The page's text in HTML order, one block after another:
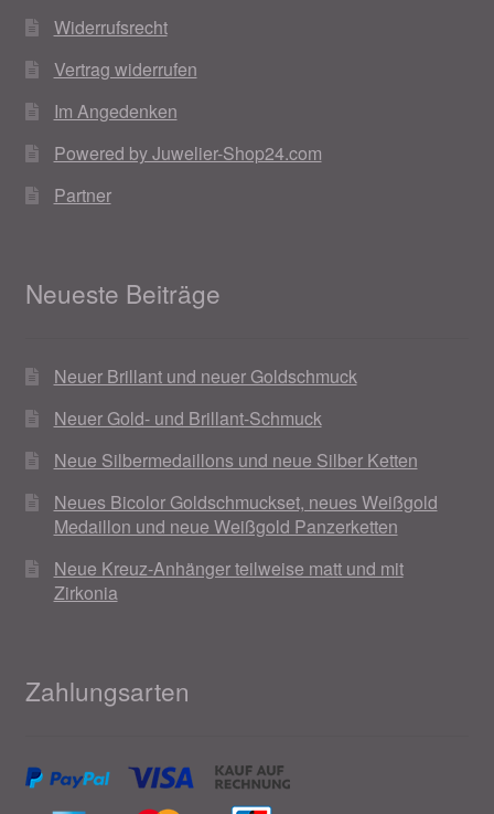
Widerrufsrecht
Vertrag widerrufen
Im Angedenken
Powered by Juwelier-Shop24.com
Partner
Neueste Beiträge
Neuer Brillant und neuer Goldschmuck
Neuer Gold- und Brillant-Schmuck
Neue Silbermedaillons und neue Silber Ketten
Neues Bicolor Goldschmuckset, neues Weißgold
Medaillon und neue Weißgold Panzerketten
Neue Kreuz-Anhänger teilweise matt und mit
Zirkonia
Zahlungsarten